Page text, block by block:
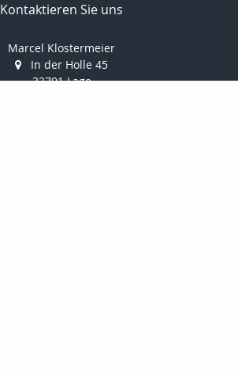
Kontaktieren Sie uns
Marcel Klostermeier
In der Holle 45
32791 Lage